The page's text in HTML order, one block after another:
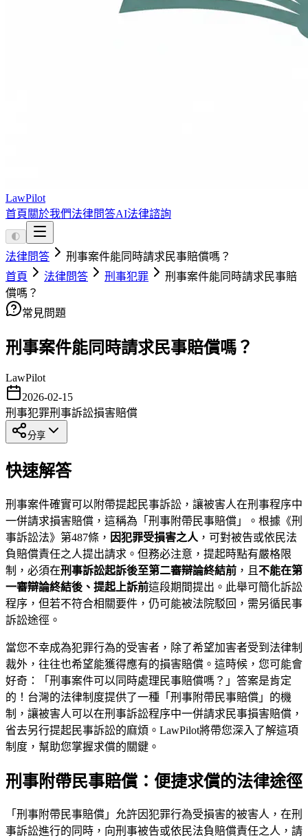
LawPilot
首頁 關於我們法律問答AI法律諮詢
🌓
法律問答
刑事案件能同時請求民事賠償嗎？
首頁
法律問答 刑事犯罪
刑事案件能同時請求民事賠
償嗎？
常見問題
刑事案件能同時請求民事賠償嗎？
LawPilot
2026-02-15
刑事犯罪刑事訴訟損害賠償
分享
快速解答
刑事案件確實可以附帶提起民事訴訟，讓被害人在刑事程序中
一併請求損害賠償，這稱為「刑事附帶民事賠償」。根據《刑
事訴訟法》第487條， 因犯罪受損害之人 ，可對被告或依民法
負賠償責任之人提出請求。但務必注意，提起時點有嚴格限
制，必須在刑事訴訟起訴後至第二審辯論終結前 ，且 不能在第
一審辯論終結後、提起上訴前這段期間提出。此舉可簡化訴訟
程序，但若不符合相關要件，仍可能被法院駁回，需另循民事
訴訟途徑。
當您不幸成為犯罪行為的受害者，除了希望加害者受到法律制
裁外，往往也希望能獲得應有的損害賠償。這時候，您可能會
好奇：「刑事案件可以同時處理民事賠償嗎？」答案是肯定
的！台灣的法律制度提供了一種「刑事附帶民事賠償」的機
制，讓被害人可以在刑事訴訟程序中一併請求民事損害賠償，
省去另行提起民事訴訟的麻煩。LawPilot將帶您深入了解這項
制度，幫助您掌握求償的關鍵。
刑事附帶民事賠償：便捷求償的法律途徑
「刑事附帶民事賠償」允許因犯罪行為受損害的被害人，在刑
事訴訟進行的同時，向刑事被告或依民法負賠償責任之人，請